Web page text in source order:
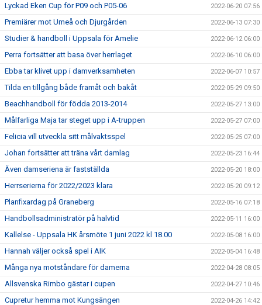
Lyckad Eken Cup för P09 och P05-06 2022-06-20 07:56
Premiärer mot Umeå och Djurgården 2022-06-13 07:30
Studier & handboll i Uppsala för Amelie 2022-06-12 06:00
Perra fortsätter att basa över herrlaget 2022-06-10 06:00
Ebba tar klivet upp i damverksamheten 2022-06-07 10:57
Tilda en tillgång både framåt och bakåt 2022-05-29 09:50
Beachhandboll för födda 2013-2014 2022-05-27 13:00
Målfarliga Maja tar steget upp i A-truppen 2022-05-27 07:00
Felicia vill utveckla sitt målvaktsspel 2022-05-25 07:00
Johan fortsätter att träna vårt damlag 2022-05-23 16:44
Även damseriena är fastställda 2022-05-20 18:00
Herrserierna för 2022/2023 klara 2022-05-20 09:12
Planfixardag på Graneberg 2022-05-16 07:18
Handbollsadministratör på halvtid 2022-05-11 16:00
Kallelse - Uppsala HK årsmöte 1 juni 2022 kl 18.00 2022-05-08 16:00
Hannah väljer också spel i AIK 2022-05-04 16:48
Många nya motståndare för damerna 2022-04-28 08:05
Allsvenska Rimbo gästar i cupen 2022-04-27 10:46
Cupretur hemma mot Kungsängen 2022-04-26 14:42